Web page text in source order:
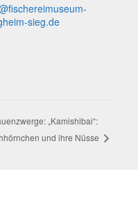
sieg.de
„Kami­shi­bai“:
und ihre Nüsse